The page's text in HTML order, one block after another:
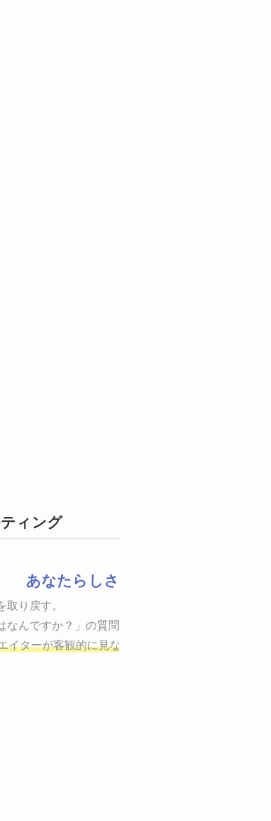
法を企画しご提案いたします。
ために、適した場所へ適切なターゲットに向け
プロセスを考え実行・検証・修正
ィング
あなたらしさ
取り戻す。
なんですか？」の質問に答えることはできるでしょ
イターが客観的に見ながら最終的な絵を描き、商